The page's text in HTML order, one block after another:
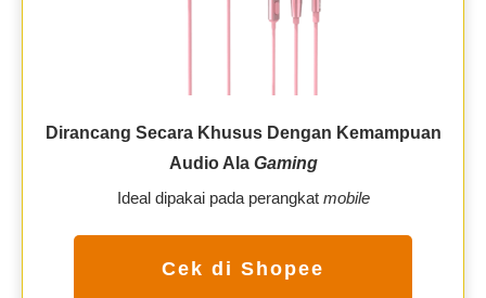
Dirancang Secara Khusus Dengan Kemampuan
Audio Ala Gaming
Ideal dipakai pada perangkat mobile
Cek di Shopee